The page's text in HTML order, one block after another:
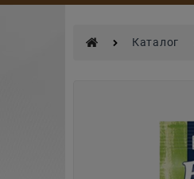
Каталог